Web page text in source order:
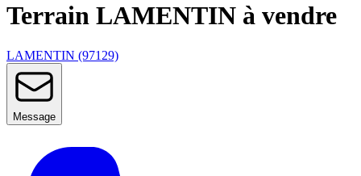
Terrain LAMENTIN à vendre
LAMENTIN (97129)
Message